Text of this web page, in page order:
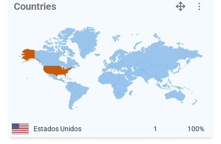
Countries
Estados Unidos 1 100%